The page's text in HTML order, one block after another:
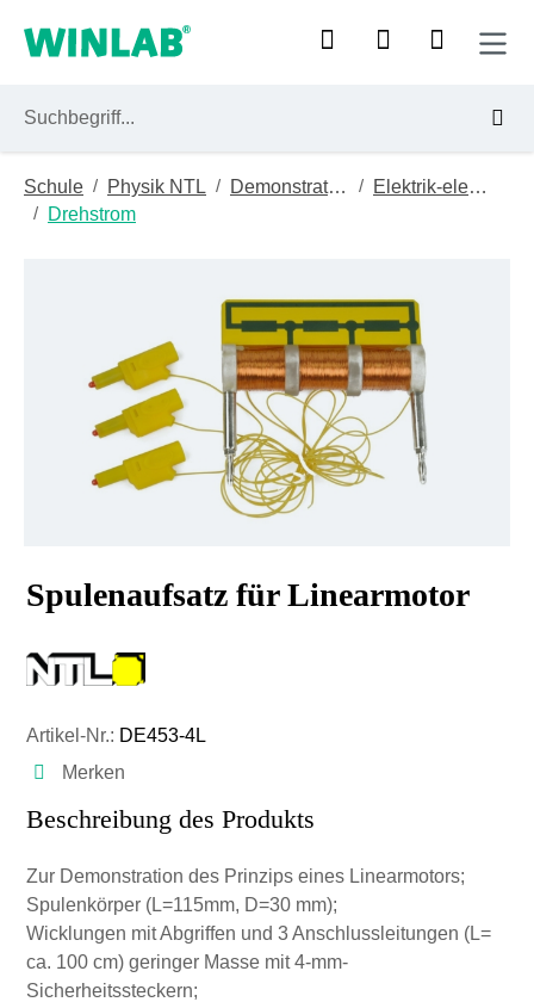
Zum Hauptinhalt springen
Schule / Physik NTL / Demonstrationsgeräte /
Elektrik-elektronik
/ Drehstrom
Spulenaufsatz für Linearmotor
Artikel-Nr.: DE453-4L
Merken
Beschreibung des Produkts
Zur Demonstration des Prinzips eines Linearmotors;
Spulenkörper (L=115mm, D=30 mm);
Wicklungen mit Abgriffen und 3 Anschlussleitungen (L=
ca. 100 cm) geringer Masse mit 4-mm-
Sicherheitssteckern;